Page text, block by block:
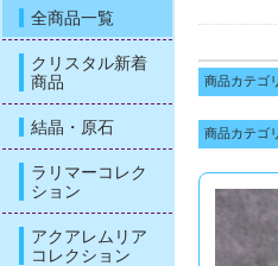
全商品一覧
クリスタル新着
商品
結晶・原石
ラリマーコレク
ション
アクアレムリア
コレクション
商品カテゴ
商品カテゴ